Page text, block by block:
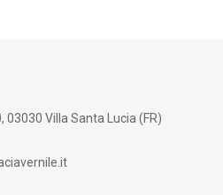
03030 Villa Santa Lucia (FR)